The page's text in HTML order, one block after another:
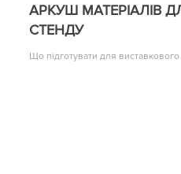
АРКУШ МАТЕРІАЛІВ
СТЕНДУ
Що підготувати для